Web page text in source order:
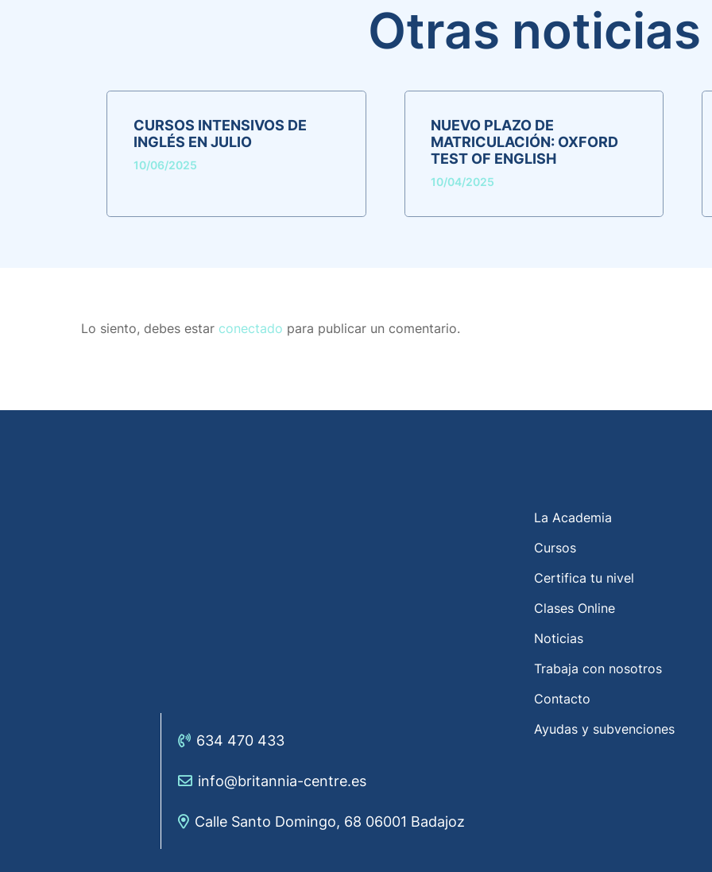
Otras noticias
CURSOS INTENSIVOS DE
INGLÉS EN JULIO
10/06/2025
NUEVO PLAZO DE
MATRICULACIÓN: OXFORD
TEST OF ENGLISH
10/04/2025
Lo siento, debes estar conectado para publicar un comentario.
634 470 433
info@britannia-centre.es
Calle Santo Domingo, 68 06001 Badajoz
La Academia
Cursos
Certifica tu nivel
Clases Online
Noticias
Trabaja con nosotros
Contacto
Ayudas y subvenciones